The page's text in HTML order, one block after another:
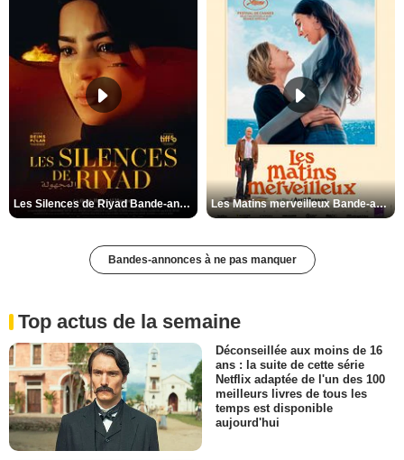
Les Silences de Riyad Bande-annonce VO STFR Les Matins merveilleux Bande-annonce VF
Bandes-annonces à ne pas manquer
Top actus de la semaine
Déconseillée aux moins de 16
ans : la suite de cette série
Netflix adaptée de l'un des 100
meilleurs livres de tous les
temps est disponible
aujourd'hui